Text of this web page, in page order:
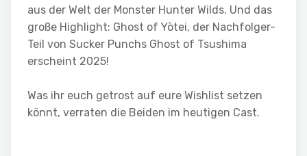
aus der Welt der Monster Hunter Wilds. Und das
große Highlight: Ghost of Yōtei, der Nachfolger-
Teil von Sucker Punchs Ghost of Tsushima
erscheint 2025!
Was ihr euch getrost auf eure Wishlist setzen
könnt, verraten die Beiden im heutigen Cast.